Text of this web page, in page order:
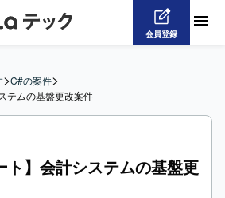
会員登録
>C#の案件>
テムの基盤更改案件
ト】会計システムの基盤更